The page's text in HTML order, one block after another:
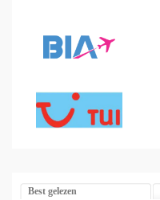
Best gelezen